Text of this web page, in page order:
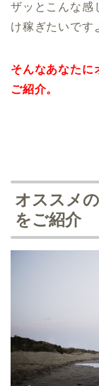
ザッとこんな感
け稼ぎたいです
そんなあなたに
ご紹介。
オススメ
をご紹介